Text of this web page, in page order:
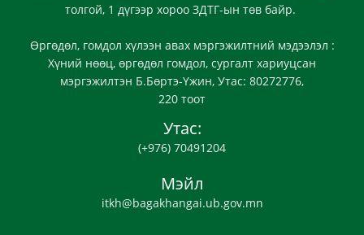
толгой, 1 дүгээр хороо ЗДТГ-ын төв байр.
Өргөдөл, гомдол хүлээн авах мэргэжилтний мэдээлэл :
Хүний нөөц, өргөдөл гомдол, сургалт хариуцсан
мэргэжилтэн Б.Бөртэ-Үжин, Утас: 80272776,
220 тоот
Утас:
(+976) 70491204
Мэйл
itkh@bagakhangai.ub.gov.mn